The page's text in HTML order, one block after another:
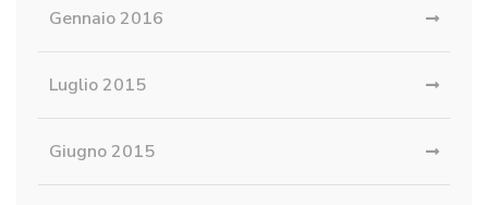
Gennaio 2016
Luglio 2015
Giugno 2015